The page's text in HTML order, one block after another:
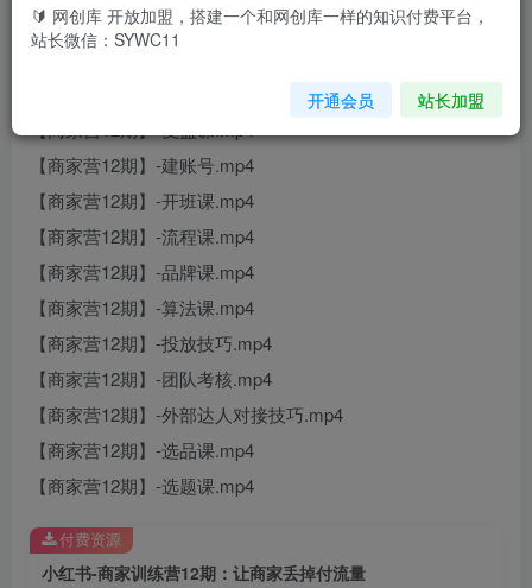
【商家营12期】-带货课.mp4
【商家营12期】-短视频课.mp4
【商家营12期】-建账号.mp4
【商家营12期】-开班课.mp4
【商家营12期】-流程课.mp4
【商家营12期】-品牌课.mp4
【商家营12期】-算法课.mp4
【商家营12期】-投放技巧.mp4
【商家营12期】-团队考核.mp4
【商家营12期】-外部达人对接技巧.mp4
【商家营12期】-选品课.mp4
【商家营12期】-选题课.mp4
小红书-商家训练营12期：让商家丢掉付流量
付费资源
🔰 网创库 开放加盟，搭建一个和网创库一样的知识付费平台，
站长微信：SYWC11
开通会员 站长加盟